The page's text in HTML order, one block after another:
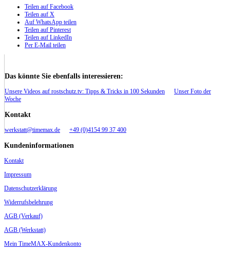
Teilen auf Facebook
Teilen auf X
Auf WhatsApp teilen
Teilen auf Pinterest
Teilen auf LinkedIn
Per E-Mail teilen
Das könnte Sie ebenfalls interessieren:
Unsere Videos auf rostschutz.tv: Tipps & Tricks in 100 Sekunden
Unser Foto der
Woche
Kontakt
werkstatt@timemax.de +49 (0)4154 99 37 400
Kundeninformationen
Kontakt
Impressum
Datenschutzerklärung
Widerrufsbelehrung
AGB (Verkauf)
AGB (Werkstatt)
Mein TimeMAX-Kundenkonto